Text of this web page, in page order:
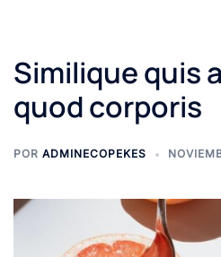
Similique quis
quod corporis
POR ADMINECOPEKES